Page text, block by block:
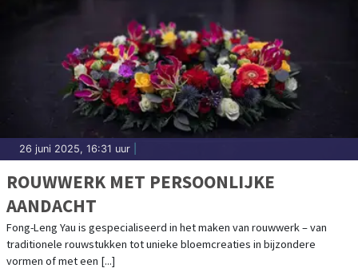
26 juni 2025, 16:31 uur
ROUWWERK MET PERSOONLIJKE
AANDACHT
Fong-Leng Yau is gespecialiseerd in het maken van rouwwerk – van
traditionele rouwstukken tot unieke bloemcreaties in bijzondere
vormen of met een [...]